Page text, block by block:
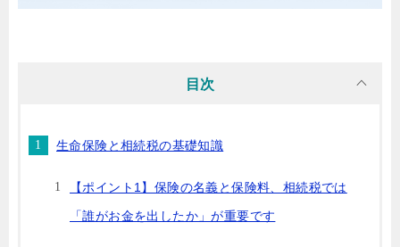
目次
生命保険と相続税の基礎知識
【ポイント1】保険の名義と保険料、相続税では
「誰がお金を出したか」が重要です